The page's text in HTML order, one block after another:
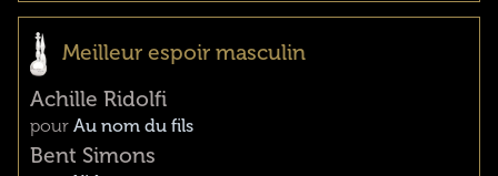
Meilleur espoir masculin
Achille Ridolfi
pour Au nom du fils
Bent Simons